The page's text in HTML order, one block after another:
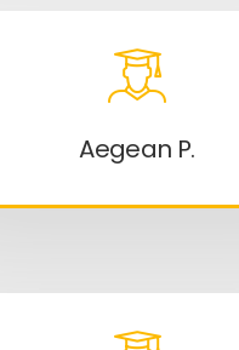
Aegean P.